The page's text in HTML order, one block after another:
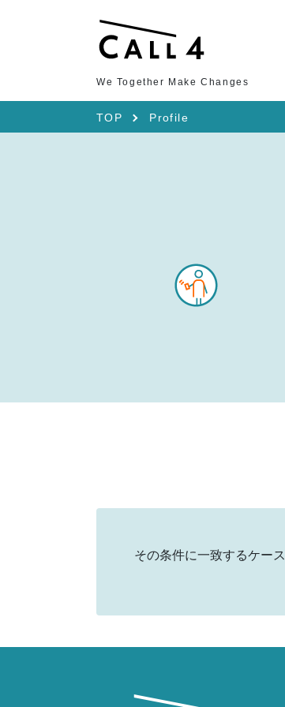
We Together Make Changes
TOP Profile
その条件に一致するケー